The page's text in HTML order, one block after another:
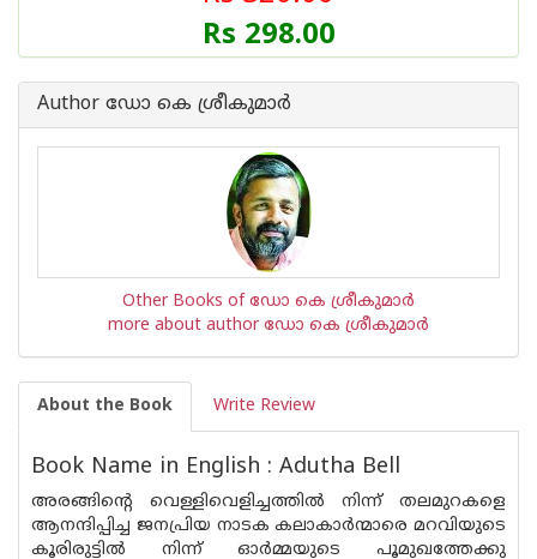
Rs 298.00
Author ഡോ കെ ശ്രീകുമാര്‍
Other Books of ഡോ കെ ശ്രീകുമാര്‍
more about author ഡോ കെ ശ്രീകുമാര്‍
About the Book Write Review
Book Name in English : Adutha Bell
അരങ്ങിന്റെ വെള്ളിവെളിച്ചത്തില്‍ നിന്ന് തലമുറകളെ
ആനന്ദിപ്പിച്ച ജനപ്രിയ നാടക കലാകാര്‍ന്മാരെ മറവിയുടെ
കൂരിരുട്ടില്‍ നിന്ന് ഓര്‍മ്മയുടെ പൂമുഖത്തേക്കു